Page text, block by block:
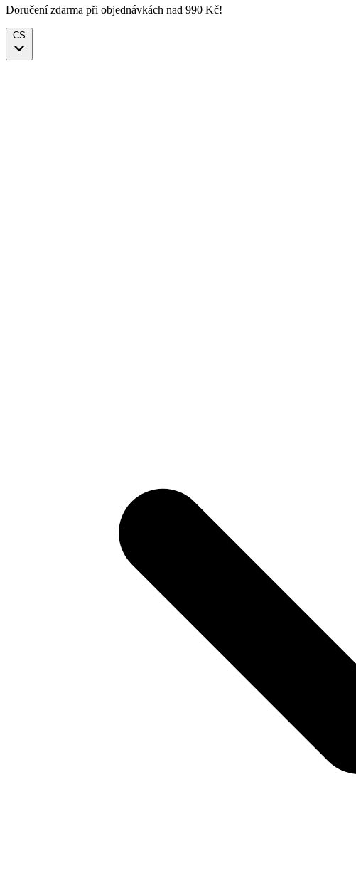
Doručení zdarma při objednávkách nad 990 Kč!
CS